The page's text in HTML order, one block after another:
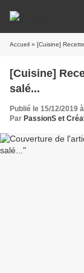
Accueil » [Cuisine]
[Cuisine]
salé...
Publié le 15/12/2019
Par PassionS et